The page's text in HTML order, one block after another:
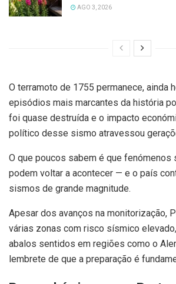
AGO 3, 2026
O terramoto de 1755 permanece, ainda
episódios mais marcantes da história
foi quase destruída e o impacto
político desse sismo atravessou
O que poucos sabem é que fenómenos
podem voltar a acontecer — e o país
sismos de grande magnitude.
Apesar dos avanços na monitorização,
várias zonas com risco sísmico
abalos sentidos em regiões como o
lembrete de que a preparação é